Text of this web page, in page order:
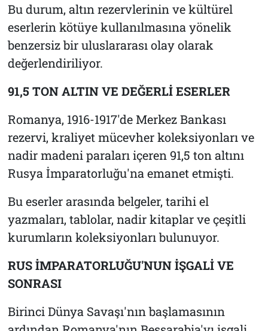
Bu durum, altın rezervlerinin ve kültürel
eserlerin kötüye kullanılmasına yönelik
benzersiz bir uluslararası olay olarak
değerlendiriliyor.
91,5 TON ALTIN VE DEĞERLİ ESERLER
Romanya, 1916-1917'de Merkez Bankası
rezervi, kraliyet mücevher koleksiyonları ve
nadir madeni paraları içeren 91,5 ton altını
Rusya İmparatorluğu'na emanet etmişti.
Bu eserler arasında belgeler, tarihi el
yazmaları, tablolar, nadir kitaplar ve çeşitli
kurumların koleksiyonları bulunuyor.
RUS İMPARATORLUĞU'NUN İŞGALİ VE
SONRASI
Birinci Dünya Savaşı'nın başlamasının